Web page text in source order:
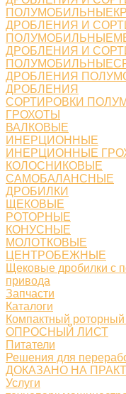
ДРОБЛЕНИЯ И
ДРОБЛЕНИЯ И
ДРОБЛЕНИЯ
ДРОБЛЕНИЯ
СОРТИРОВКИ
ГРОХОТЫ
ВАЛКОВЫЕ
ИНЕРЦИОННЫЕ
ИНЕРЦИОННЫЕ
КОЛОСНИКОВЫЕ
САМОБАЛАНСНЫЕ
ДРОБИЛКИ
ЩЕКОВЫЕ
РОТОРНЫЕ
КОНУСНЫЕ
МОЛОТКОВЫЕ
ЦЕНТРОБЕЖНЫЕ
Щековые дробилки с
привода
Запчасти
Каталоги
Компактный
ОПРОСНЫЙ ЛИСТ
Питатели
Решения для
ДОКАЗАНО НА
Услуги